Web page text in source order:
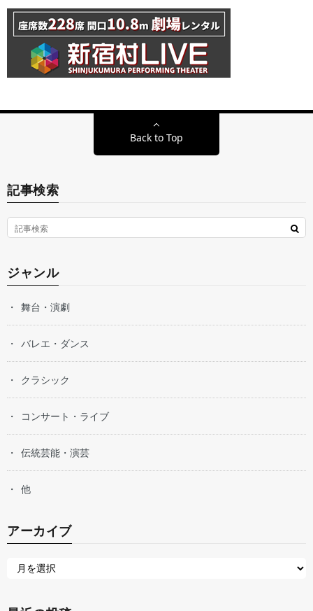
Back to Top
記事検索
ジャンル
舞台・演劇
バレエ・ダンス
クラシック
コンサート・ライブ
伝統芸能・演芸
他
アーカイブ